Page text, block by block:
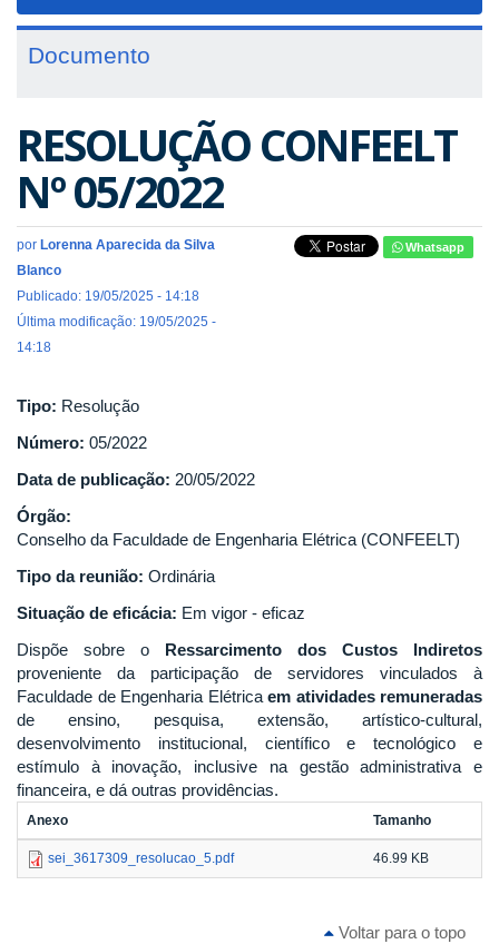
Documento
RESOLUÇÃO CONFEELT
Nº 05/2022
por Lorenna Aparecida da Silva
Blanco
Publicado: 19/05/2025 - 14:18
Última modificação: 19/05/2025 -
14:18
Whatsapp
Tipo: Resolução
Número: 05/2022
Data de publicação: 20/05/2022
Órgão:
Conselho da Faculdade de Engenharia Elétrica (CONFEELT)
Tipo da reunião: Ordinária
Situação de eficácia: Em vigor - eficaz
Dispõe sobre o Ressarcimento dos Custos Indiretos
proveniente da participação de servidores vinculados à
Faculdade de Engenharia Elétrica em atividades remuneradas
de ensino, pesquisa, extensão, artístico-cultural,
desenvolvimento institucional, científico e tecnológico e
estímulo à inovação, inclusive na gestão administrativa e
financeira, e dá outras providências.
Anexo Tamanho
sei_3617309_resolucao_5.pdf 46.99 KB
Voltar para o topo